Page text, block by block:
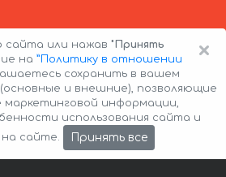
2026 Авто-Аренда Cookie Policy
×
сайта или нажав "Принять
на ”Политику в отношении
сохранить в вашем
и внешние), позволяющие
маркетинговой информации,
использования сайта и
сайте.
Принять все